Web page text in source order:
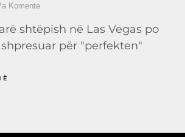
Komente
shtëpish në Las Vegas po
për "perfekten"